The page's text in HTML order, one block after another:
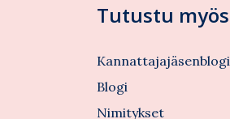
Tutustu myös
Kannattajajäsenblogi
Blogi
Nimitykset